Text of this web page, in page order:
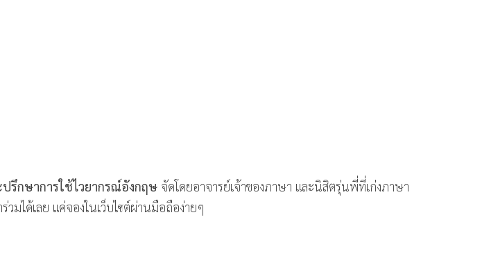
รึกษาการใช้ไวยากรณ์อังกฤษ จัดโดยอาจารย์เจ้าของภาษา และนิสิตรุ่นพี่ที่เก่งภาษา
มได้เลย แค่จองในเว็บไซต์ผ่านมือถือง่ายๆ